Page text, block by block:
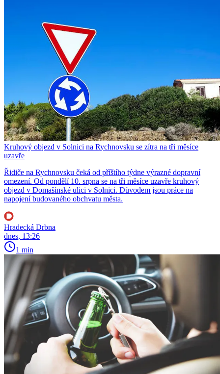
Kruhový objezd v Solnici na Rychnovsku se zítra na tři měsíce
uzavře
Řidiče na Rychnovsku čeká od příštího týdne výrazné dopravní
omezení. Od pondělí 10. srpna se na tři měsíce uzavře kruhový
objezd v Domašínské ulici v Solnici. Důvodem jsou práce na
napojení budovaného obchvatu města.
Hradecká Drbna
dnes, 13:26
1 min